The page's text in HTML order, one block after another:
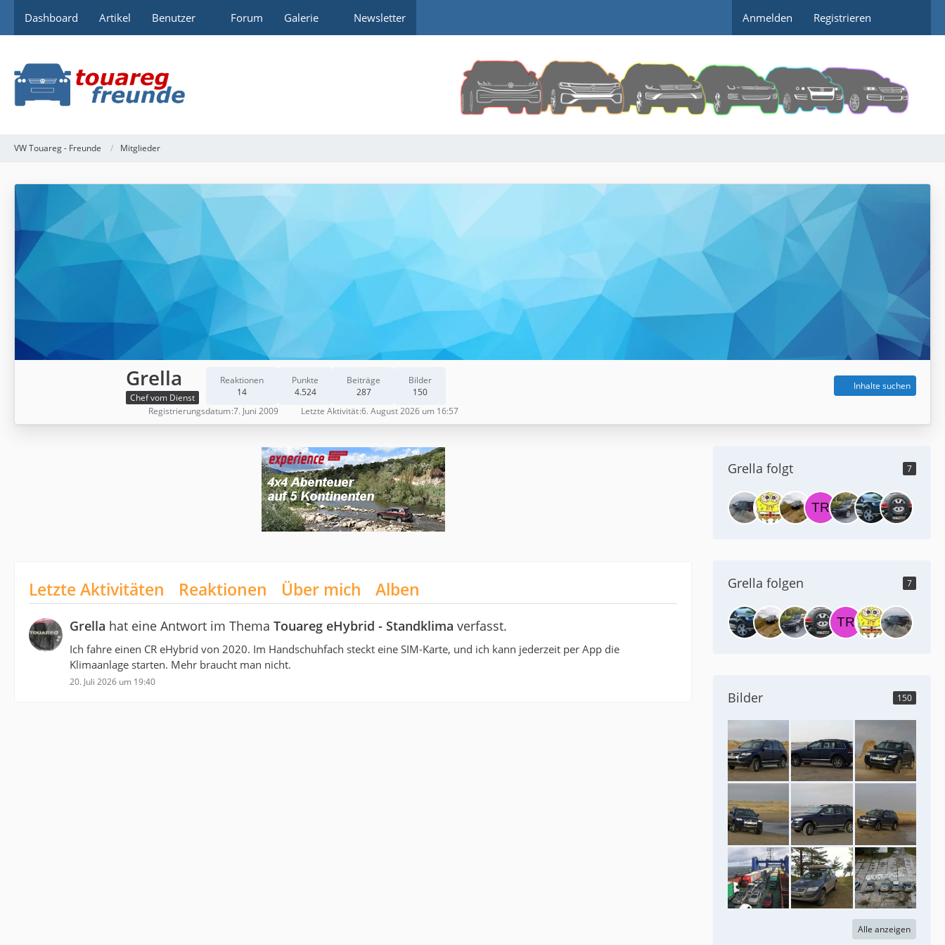
Dashboard Artikel Benutzer Forum Galerie Newsletter Anmelden Registrieren
VW Touareg - Freunde Mitglieder
Grella
Chef vom Dienst
Reaktionen
14
Punkte
4.524
Beiträge
287
Bilder
150
Inhalte suchen
Registrierungsdatum 7. Juni 2009 Letzte Aktivität 6. August 2026 um 16:57
Letzte Aktivitäten Reaktionen Über mich Alben
Grella hat eine Antwort im Thema Touareg eHybrid - Standklima verfasst.
Ich fahre einen CR eHybrid von 2020. Im Handschuhfach steckt eine SIM-Karte, und ich kann jederzeit per App die
Klimaanlage starten. Mehr braucht man nicht.
20. Juli 2026 um 19:40
Grella folgt 7
Grella folgen 7
Bilder 150
Alle anzeigen